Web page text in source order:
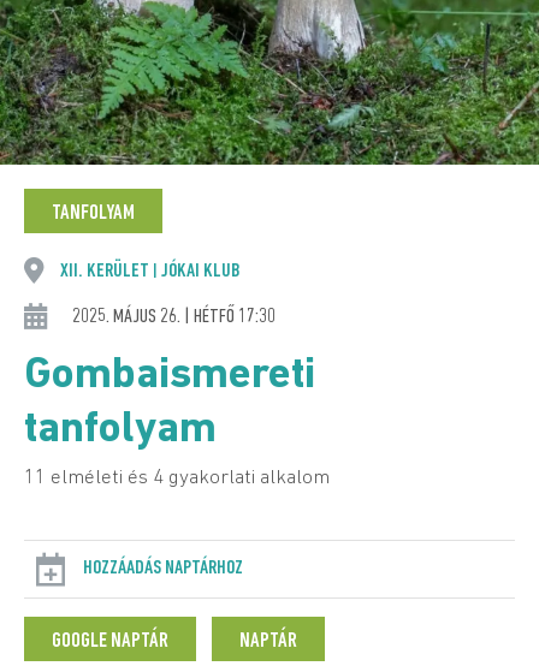
TANFOLYAM
XII. KERÜLET JÓKAI KLUB
2025. MÁJUS 26. | HÉTFŐ 17:30
Gombaismereti
tanfolyam
11 elméleti és 4 gyakorlati alkalom
HOZZÁADÁS NAPTÁRHOZ
GOOGLE NAPTÁR NAPTÁR